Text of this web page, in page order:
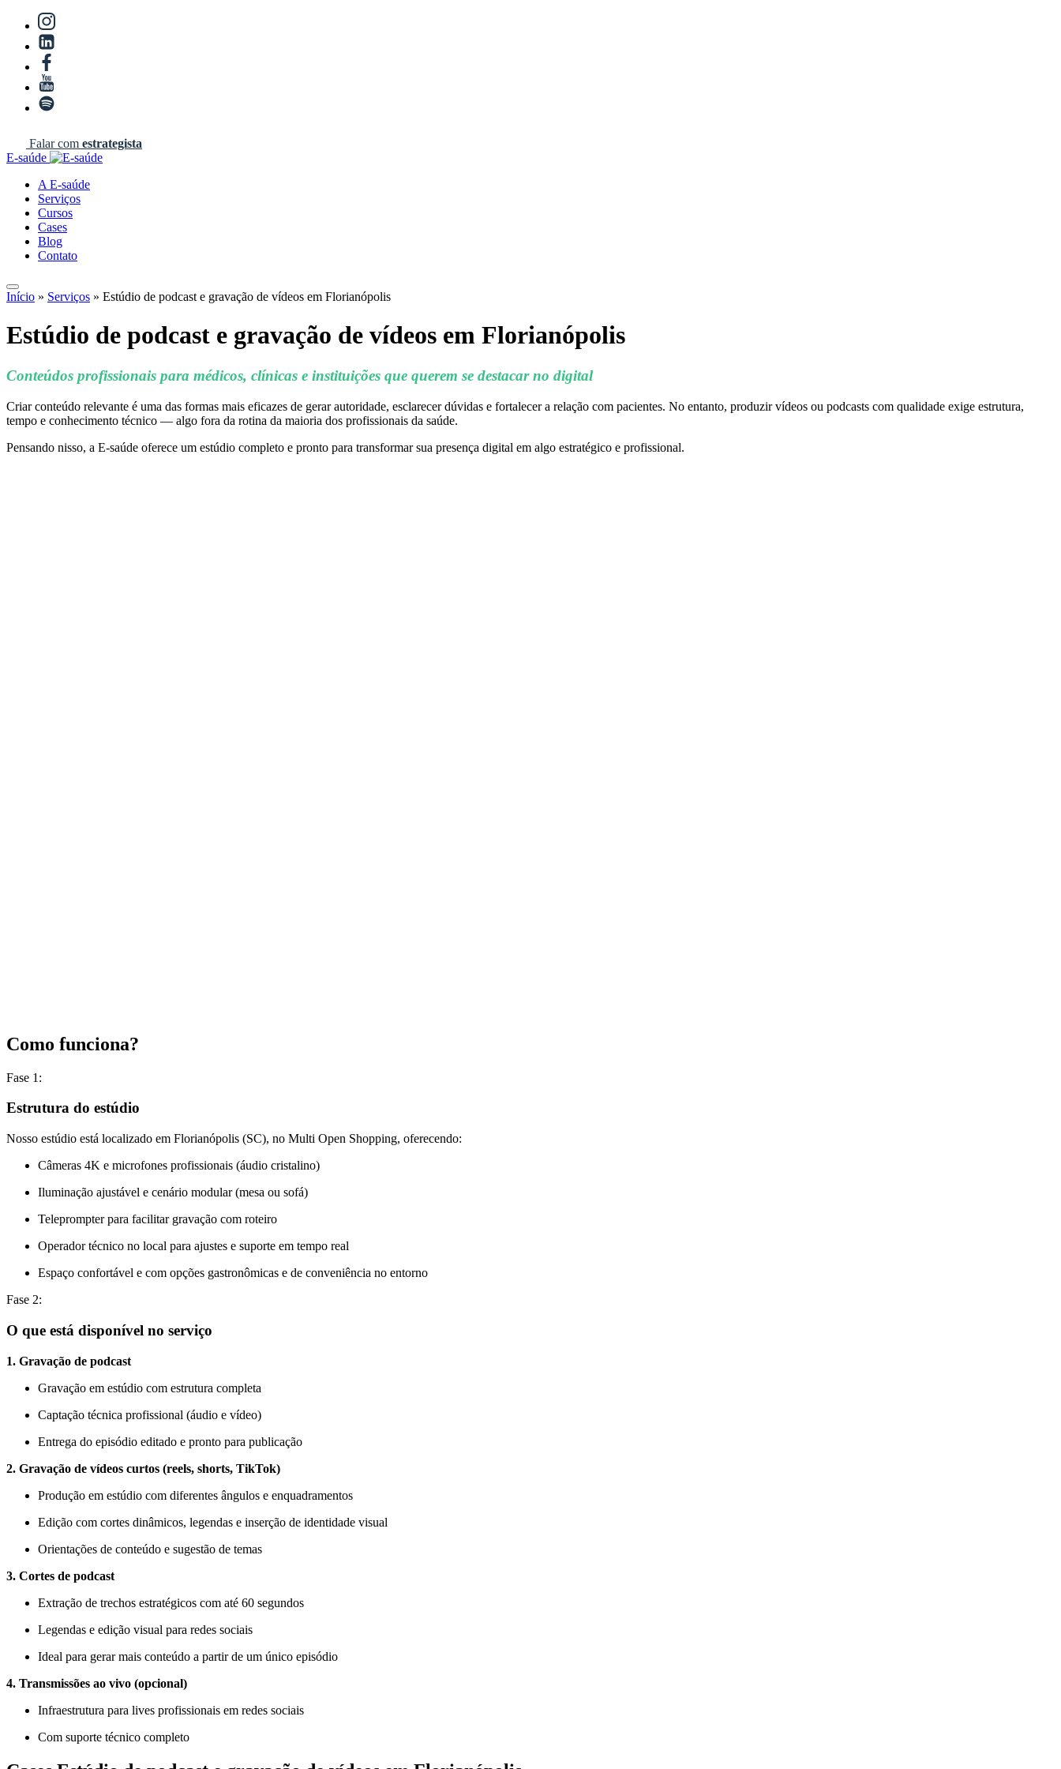
Falar com estrategista
E-saúde
A E-saúde
Serviços
Cursos
Cases
Blog
Contato
Início » Serviços » Estúdio de podcast e gravação de vídeos em Florianópolis
Estúdio de podcast e gravação de vídeos em Florianópolis
Conteúdos profissionais para médicos, clínicas e instituições que querem se destacar no digital
Criar conteúdo relevante é uma das formas mais eficazes de gerar autoridade, esclarecer dúvidas e fortalecer a relação com pacientes. No entanto, produzir vídeos ou podcasts com qualidade exige estrutura,
tempo e conhecimento técnico — algo fora da rotina da maioria dos profissionais da saúde.
Pensando nisso, a E-saúde oferece um estúdio completo e pronto para transformar sua presença digital em algo estratégico e profissional.
Como funciona?
Fase 1:
Estrutura do estúdio
Nosso estúdio está localizado em Florianópolis (SC), no Multi Open Shopping, oferecendo:
Câmeras 4K e microfones profissionais (áudio cristalino)
Iluminação ajustável e cenário modular (mesa ou sofá)
Teleprompter para facilitar gravação com roteiro
Operador técnico no local para ajustes e suporte em tempo real
Espaço confortável e com opções gastronômicas e de conveniência no entorno
Fase 2:
O que está disponível no serviço
1. Gravação de podcast
Gravação em estúdio com estrutura completa
Captação técnica profissional (áudio e vídeo)
Entrega do episódio editado e pronto para publicação
2. Gravação de vídeos curtos (reels, shorts, TikTok)
Produção em estúdio com diferentes ângulos e enquadramentos
Edição com cortes dinâmicos, legendas e inserção de identidade visual
Orientações de conteúdo e sugestão de temas
3. Cortes de podcast
Extração de trechos estratégicos com até 60 segundos
Legendas e edição visual para redes sociais
Ideal para gerar mais conteúdo a partir de um único episódio
4. Transmissões ao vivo (opcional)
Infraestrutura para lives profissionais em redes sociais
Com suporte técnico completo